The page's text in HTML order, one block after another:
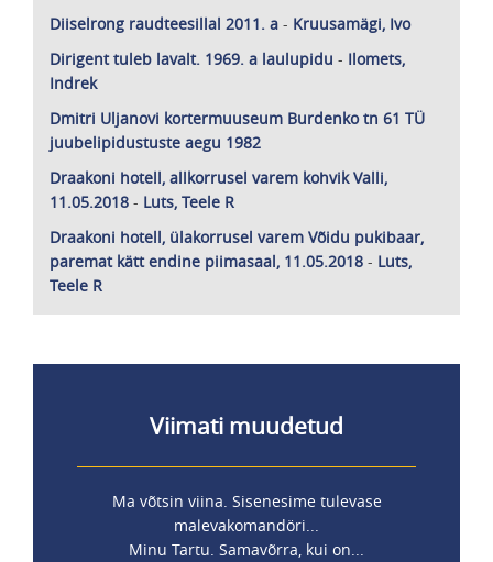
Diiselrong raudteesillal 2011. a - Kruusamägi, Ivo
Dirigent tuleb lavalt. 1969. a laulupidu - Ilomets,
Indrek
Dmitri Uljanovi kortermuuseum Burdenko tn 61 TÜ
juubelipidustuste aegu 1982
Draakoni hotell, allkorrusel varem kohvik Valli,
11.05.2018 - Luts, Teele R
Draakoni hotell, ülakorrusel varem Võidu pukibaar,
paremat kätt endine piimasaal, 11.05.2018 - Luts,
Teele R
Viimati muudetud
Ma võtsin viina. Sisenesime tulevase
malevakomandöri...
Minu Tartu. Samavõrra, kui on...